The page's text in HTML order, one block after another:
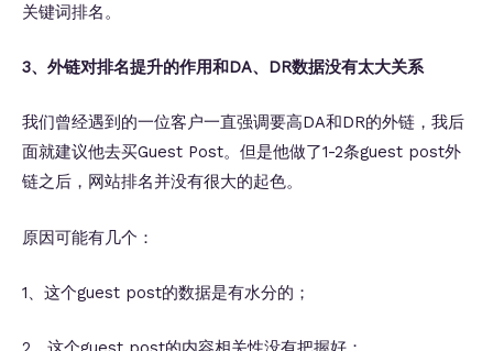
关键词排名。
3、外链对排名提升的作用和DA、DR数据没有太大关系
我们曾经遇到的一位客户一直强调要高DA和DR的外链，我后
面就建议他去买Guest Post。但是他做了1-2条guest post外
链之后，网站排名并没有很大的起色。
原因可能有几个：
1、这个guest post的数据是有水分的；